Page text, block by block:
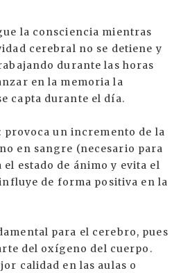
la consciencia mientras
cerebral no se detiene y
durante las horas
en la memoria la
capta durante el día.
provoca un incremento de la
en sangre (necesario para
estado de ánimo y evita el
de forma positiva en la
para el cerebro, pues
del oxígeno del cuerpo.
calidad en las aulas o